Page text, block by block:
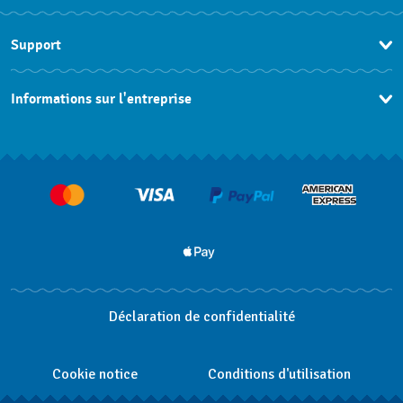
EN
Support
Informations sur l'entreprise
Nous rejoindre
Déclaration de confidentialité
Cookie notice Conditions d'utilisation